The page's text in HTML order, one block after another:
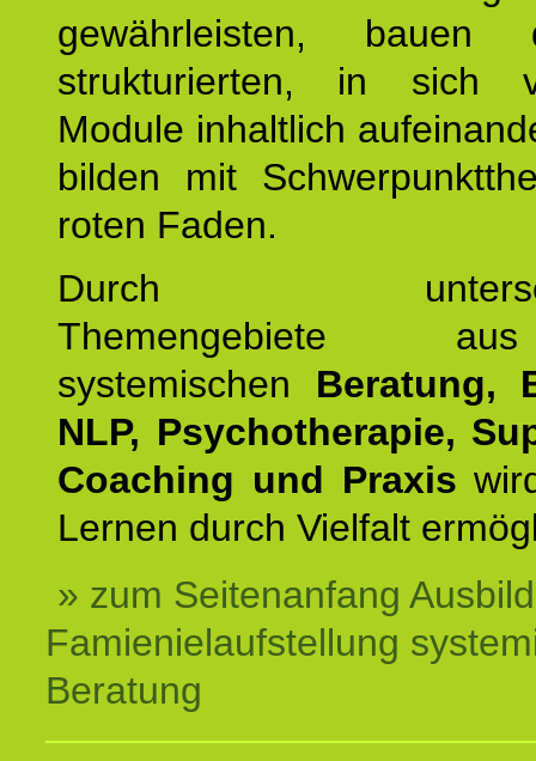
gewährleisten,
strukturierten, in sich
Module inhaltlich
bilden mit
roten Faden.
Durch
Themengebiete
systemischen Beratung,
NLP, Psychotherapie,
Coaching und Praxis
Lernen durch Vielfalt
» zum Seitenanfang
Famienielaufstellung
Beratung